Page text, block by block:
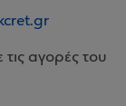
αγορές του